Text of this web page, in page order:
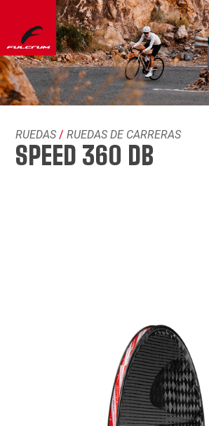
RUEDAS /RUEDAS DE CARRERAS
SPEED 360 DB